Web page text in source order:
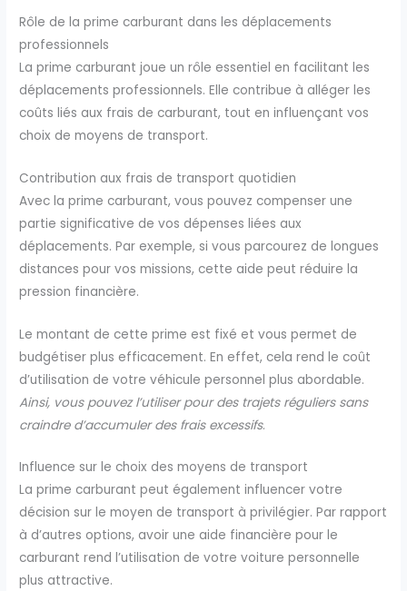
Rôle de la prime carburant dans les déplacements
professionnels
La prime carburant joue un rôle essentiel en facilitant les
déplacements professionnels. Elle contribue à alléger les
coûts liés aux frais de carburant, tout en influençant vos
choix de moyens de transport.
Contribution aux frais de transport quotidien
Avec la prime carburant, vous pouvez compenser une
partie significative de vos dépenses liées aux
déplacements. Par exemple, si vous parcourez de longues
distances pour vos missions, cette aide peut réduire la
pression financière.
Le montant de cette prime est fixé et vous permet de
budgétiser plus efficacement. En effet, cela rend le coût
d’utilisation de votre véhicule personnel plus abordable.
Ainsi, vous pouvez l’utiliser pour des trajets réguliers sans
craindre d’accumuler des frais excessifs.
Influence sur le choix des moyens de transport
La prime carburant peut également influencer votre
décision sur le moyen de transport à privilégier. Par rapport
à d’autres options, avoir une aide financière pour le
carburant rend l’utilisation de votre voiture personnelle
plus attractive.